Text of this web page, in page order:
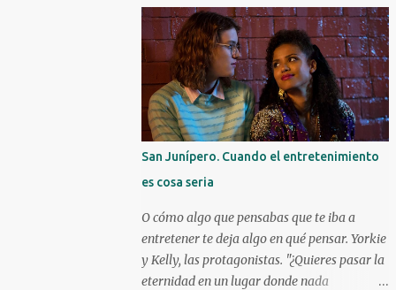
ya era una figura conocida, venía de ganar
su primer anillo en la NBA con los
Milwaukee Bucks. Debutó a l...
de manera espontánea, caso Aguada,
Cordón y Paso Molino. Hubo algunos que
surgieron durante la Guerra Grande: Cerrito,
Unión y Buceo. Y luego hay varios que
fueron creados por especuladores de tierras
que lotearon terrenos y los vendieron en
cuotas para la instalación de viviendas, en
particular a inmigrantes. Éstos solían apelar
a lugares o personajes de sus países de
origen para darle nombre a estos nuevos
barrios. ¿Quiénes fueron los principales
creadores de barrios? Los tres principales
fueron el montevideano Francisco Piria, el
San Junípero. Cuando el entretenimiento
es cosa seria
O cómo algo que pensabas que te iba a
entretener te deja algo en qué pensar. Yorkie
y Kelly, las protagonistas. "¿Quieres pasar la
eternidad en un lugar donde nada